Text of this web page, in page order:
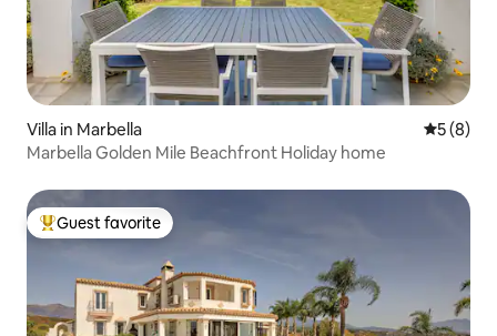
Villa in Marbella 5 out of
5 (8)
Marbella Golden Mile Beachfront Holiday home
Top guest favorite
Guest favorite